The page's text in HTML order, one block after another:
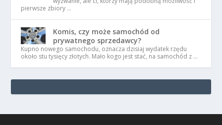
pierwsze zbiory …
Komis, czy może samochód od
prywatnego sprzedawcy?
Kupno nowego samochodu, oznacza dzisiaj wydatek rzędu
około stu tysięcy złotych. Mało kogo jest stać, na samochód z …